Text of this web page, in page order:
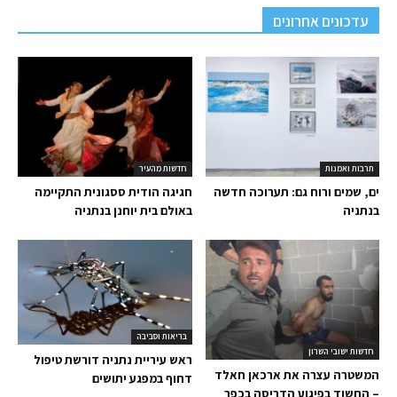
עדכונים אחרונים
חדשות מהעיר
חגיגה הודית ססגונית התקיימה
באולם בית יוחנן בנתניה
תרבות ואמנות
ים, שמים ורוח גם: תערוכה חדשה
בנתניה
בריאות וסביבה
ראש עיריית נתניה דורשת טיפול
דחוף במפגע יתושים
חדשות ישובי השרון
המשטרה עצרה את ארכאן חאלד